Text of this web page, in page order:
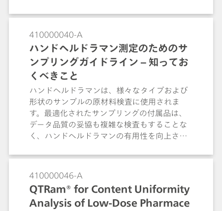
410000040-A
ハンドヘルドラマン測定のためのサ
ンプリングガイドライン – 知ってお
くべきこと
ハンドヘルドラマンは、様々なタイプおよび
形状のサンプルの原材料検査に使用されま
す。最適化されたサンプリングの付属品は、
データ品質の妥協も複雑な検査もすることな
く、ハンドヘルドラマンの有用性を向上させ
410000046-A
QTRam® for Content Uniformity
Analysis of Low-Dose Pharmace